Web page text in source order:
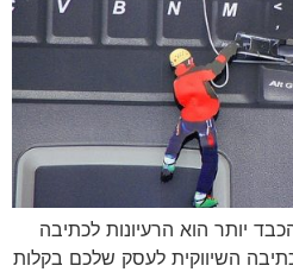
יותר הוא הרעיונות לכתיבה
השיווקית לעסק שלכם בקלות